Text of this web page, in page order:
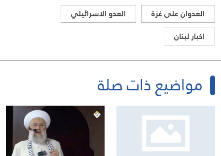
العدوان على غزة
العدو الاسرائيلي
اخبار لبنان
مواضيع ذات صلة